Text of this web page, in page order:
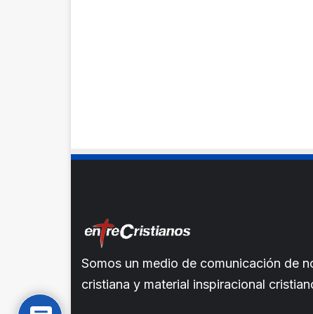
Somos un medio de comunicación de
cristiana y material inspiracional